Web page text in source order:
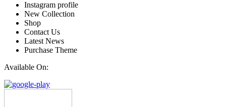
Instagram profile
New Collection
Shop
Contact Us
Latest News
Purchase Theme
Available On: